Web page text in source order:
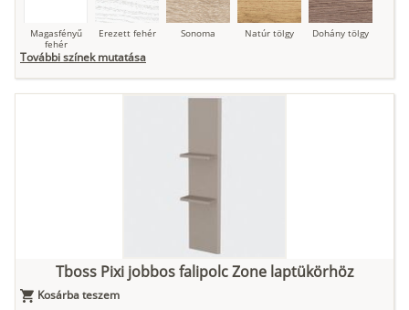
Magasfényű
fehér
Erezett fehér Sonoma Natúr tölgy Dohány tölgy
Antracit Matt fekete
További színek mutatása
Tboss Pixi jobbos falipolc Zone laptükörhöz
Kosárba teszem